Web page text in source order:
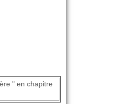
" en chapitre